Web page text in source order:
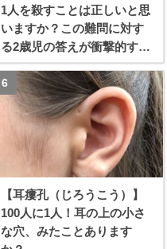
1人を殺すことは正しいと思
いますか？この難問に対す
る2歳児の答えが衝撃的すぎ
る！！
【耳瘻孔（じろうこう）】
100人に1人！耳の上の小さ
な穴、みたことあります